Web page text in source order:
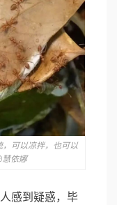
可以凉拌，也可以
慧依娜
感到疑惑，毕